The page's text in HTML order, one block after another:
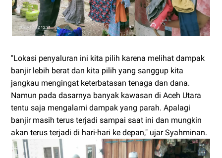
"Lokasi penyaluran ini kita pilih karena melihat dampak
banjir lebih berat dan kita pilih yang sanggup kita
jangkau mengingat keterbatasan tenaga dan dana.
Namun pada dasarnya banyak kawasan di Aceh Utara
tentu saja mengalami dampak yang parah. Apalagi
banjir masih terus terjadi sampai saat ini dan mungkin
akan terus terjadi di hari-hari ke depan," ujar Syahminan.